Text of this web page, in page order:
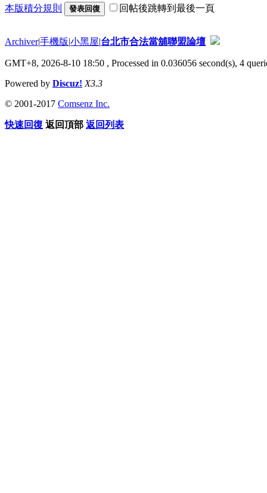
本版積分規則 發表回復 回帖後跳轉到最後一頁
Archiver|手機版|小黑屋|台北市合法當舖聯盟論壇
GMT+8, 2026-8-10 18:50 , Processed in 0.036056 second(s), 4
Powered by Discuz! X3.3
© 2001-2017 Comsenz Inc.
快速回復 返回頂部 返回列表